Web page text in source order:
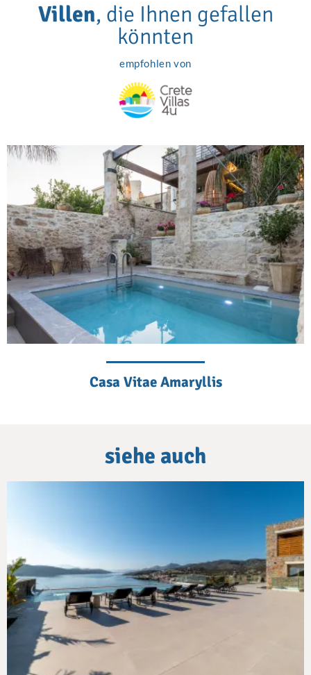
Villen, die Ihnen gefallen
könnten
empfohlen von
Casa Vitae Amaryllis
siehe auch